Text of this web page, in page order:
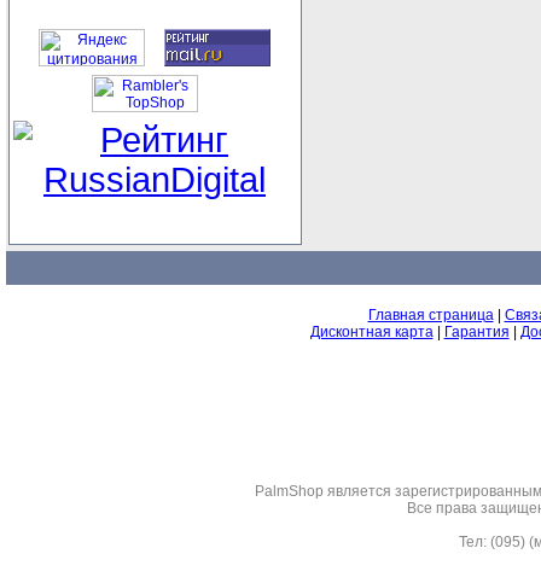
Главная страница|
Дисконтная карта| Гарантия
PalmShop являeтся
Все права
Тел: (095)